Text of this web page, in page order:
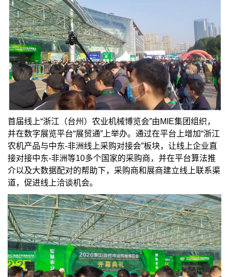
首届线上“浙江（台州）农业机械博览会”由MIE集团组织，
并在数字展览平台“展贸通”上举办。通过在平台上增加“浙江
农机产品与中东-非洲线上采购对接会”板块，让线上企业直
接对接中东-非洲等10多个国家的采购商，并在平台算法推
介以及大数据配对的帮助下，采购商和展商建立线上联系渠
道，促进线上洽谈机会。